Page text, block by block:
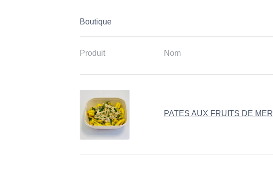
Boutique
Produit Nom
PATES AUX FRUITS DE MER